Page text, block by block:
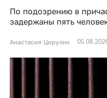
По подозрению в
задержаны пять
Анастасия Цирулик